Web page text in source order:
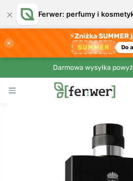
× Ferwer: perfumy i
×
⚡Zniżka SUMMER
SUMMER Do
Darmowa wysyłka